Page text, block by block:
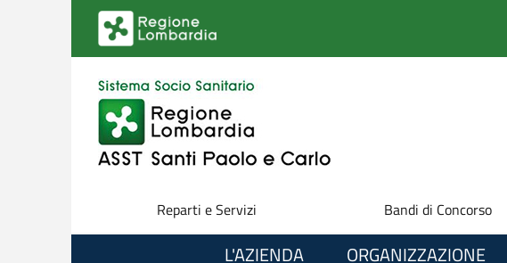
Salta al contenuto principale
Reparti e Servizi Bandi di Concorso
L'AZIENDA ORGANIZZAZIONE